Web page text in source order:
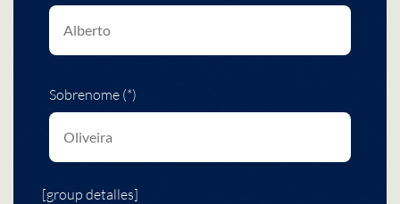
Sobrenome (*)
[group detalles]